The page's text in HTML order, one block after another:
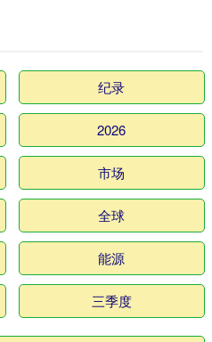
纪录
2026
市场
全球
能源
三季度